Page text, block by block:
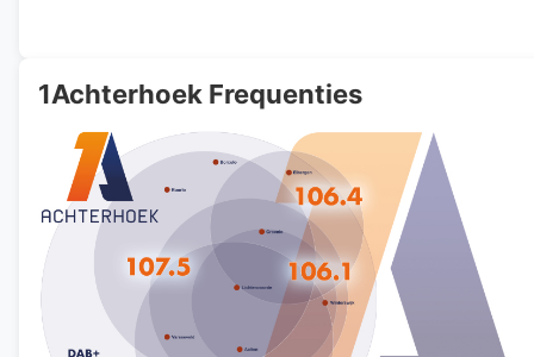
1Achterhoek Frequenties